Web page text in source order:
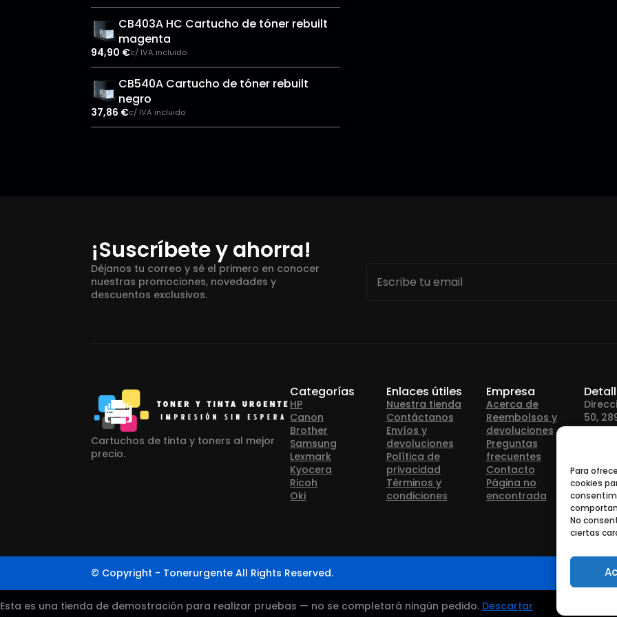
Para
cookies
No
ciertas
CB403A HC Cartucho de tóner rebuilt
magenta
94,90 €c/ IVA incluido
CB540A Cartucho de tóner rebuilt
negro
37,86 €c/ IVA incluido
¡Suscríbete y ahorra!
Déjanos tu correo y sé el primero en conocer
nuestras promociones, novedades y
descuentos exclusivos.
Cartuchos de tinta y toners al mejor
precio.
Categorías
HP
Canon
Brother
Samsung
Lexmark
Kyocera
Ricoh
Oki
Enlaces útiles
Nuestra tienda
Contáctanos
Envíos y
devoluciones
Política de
privacidad
Términos y
condiciones
Empresa
Acerca de
Reembolsos y
devoluciones
Preguntas
frecuentes
Contacto
Página no
encontrada
50,
© Copyright - Tonerurgente All Rights Reserved.
Esta es una tienda de demostración para realizar pruebas — no se completará ningún pedido. Descartar